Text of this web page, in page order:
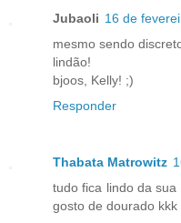
Jubaoli 16 de
mesmo sendo
lindão!
bjoos, Kelly! ;)
Responder
Thabata Matrowitz
tudo fica lindo da
gosto de dourado kkk